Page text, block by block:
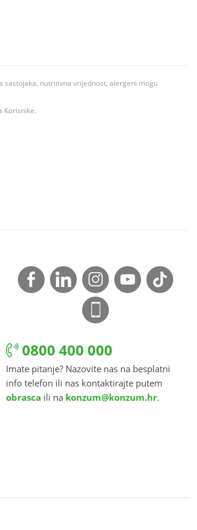
sastojaka, nutritivna vrijednost, alergeni mogu
Korisnike.
0800 400 000
Imate pitanje? Nazovite nas na besplatni
info telefon ili nas kontaktirajte putem
obrasca ili na konzum@konzum.hr.